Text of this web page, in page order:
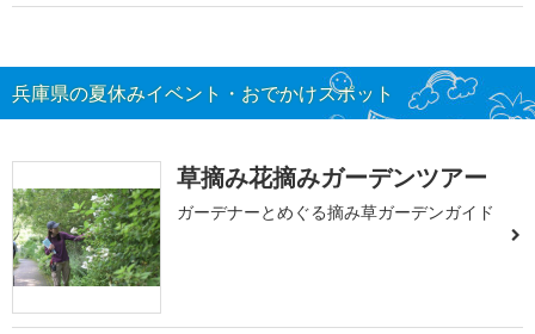
兵庫県の夏休みイベント・おでかけスポット
草摘み花摘みガーデンツアー
ガーデナーとめぐる摘み草ガーデンガイド